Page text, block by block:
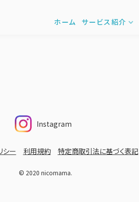
ホーム サービス紹介
Instagram
シー 利用規約 特定商取引法に基づく表記
© 2020 nicomama.